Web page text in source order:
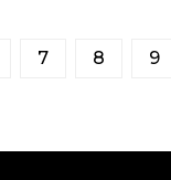
7 8 9